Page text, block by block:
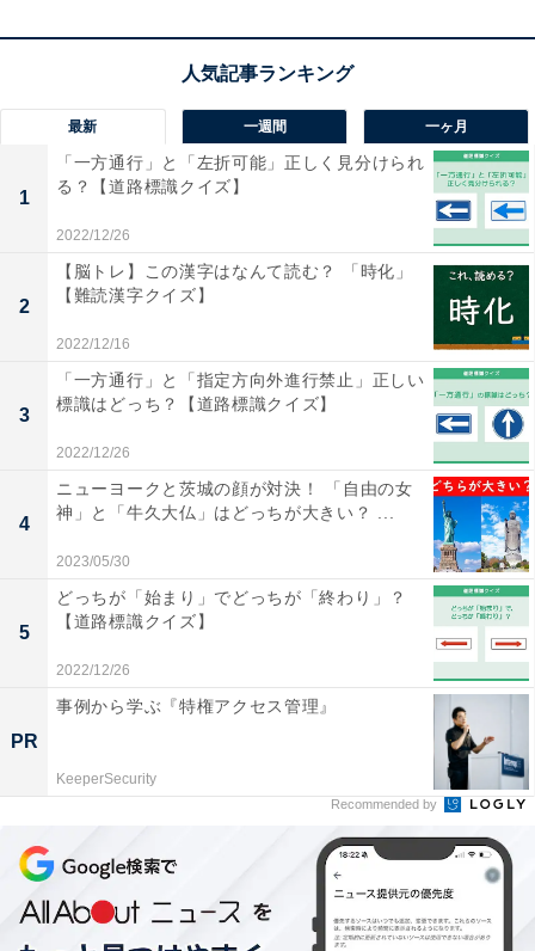
1 2
最新 一週間 一ヶ月
1
「一方通行」と「左折可能」正しく見分けられ
る？【道路標識クイズ】
2022/12/26
2
【脳トレ】この漢字はなんて読む？ 「時化」
【難読漢字クイズ】
2022/12/16
3
「一方通行」と「指定方向外進行禁止」正しい
標識はどっち？【道路標識クイズ】
2022/12/26
4
ニューヨークと茨城の顔が対決！ 「自由の女
神」と「牛久大仏」はどっちが大きい？ ...
2023/05/30
5
どっちが「始まり」でどっちが「終わり」？
【道路標識クイズ】
2022/12/26
PR
事例から学ぶ『特権アクセス管理』
KeeperSecurity
Recommended by